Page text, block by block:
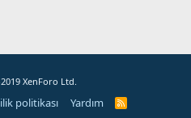
XenForo Ltd.
politikası Yardım
R